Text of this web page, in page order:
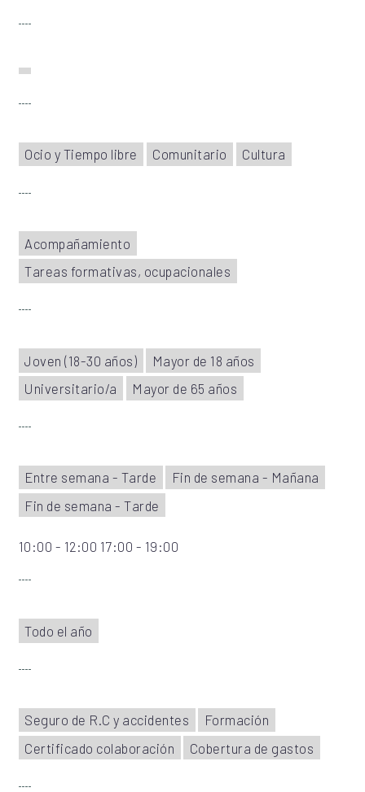
Ocio y Tiempo libre Comunitario Cultura
Acompañamiento
Tareas formativas, ocupacionales
Joven (18-30 años)
Mayor de 18 años
Universitario/a
Mayor de 65 años
Entre semana - Tarde
Fin de semana - Mañana
Fin de semana - Tarde
10:00 - 12:00 17:00 - 19:00
Todo el año
Seguro de R.C y accidentes
Formación
Certificado colaboración
Cobertura de gastos